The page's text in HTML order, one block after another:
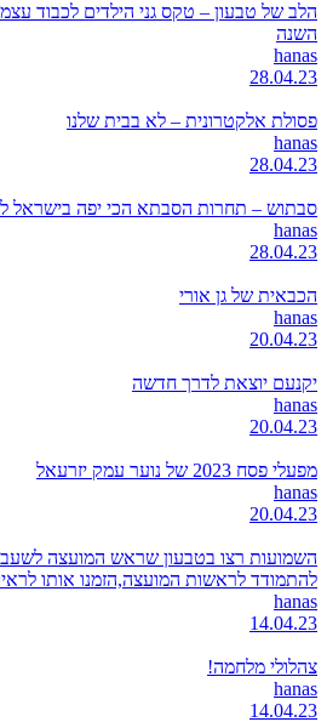
השנה
hanas
28.04.23
פסולת אלקטרונית – לא בבית שלנו
hanas
28.04.23
סבתוש – תחרות הסבתא הכי יפה בישראל לשנת
hanas
28.04.23
הכבאית של גן אורי
hanas
20.04.23
יקנעם יוצאת לדרך חדשה
hanas
20.04.23
מפעלי פסח 2023 של נוער עמק יזרעאל
hanas
20.04.23
השמועות רצו בטבעון שראש המועצה
להתמודד לראשות המועצה,הזמנו אותו
hanas
14.04.23
צהלולי מלחמה!
hanas
14.04.23